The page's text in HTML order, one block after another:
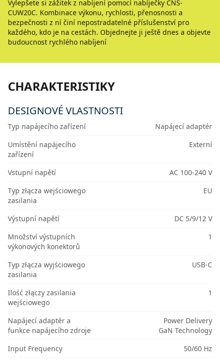
Vylepšete si zážitek z nabíjení pomocí nabíječky CNS-
CUW20C. Kombinace výkonu, rychlosti, přenosnosti a
bezpečnosti z ní činí nepostradatelné příslušenství pro
každého, kdo je na cestách. Objednejte ji ještě dnes a objevte
budoucnost rychlého nabíjení
CHARAKTERISTIKY
DESIGNOVÉ VLASTNOSTI
Typ napájecího zařízení
Napájecí adaptér
Umístění napájecího
zařízení
Externí
Vstupní napětí
AC 100-240 V
Typ złącza wejściowego
zasilania
EU
Výstupní napětí
DC 5/9/12 V
Množství výstupních
výkonových konektorů
1
Typ złącza wyjściowego
zasilania
USB-C
Ilość złączy zasilania
wejściowego
1
Napájecí adaptér a
funkce napájecího zdroje
Power Delivery
GaN Technology
Input Frequency
50/60 Hz